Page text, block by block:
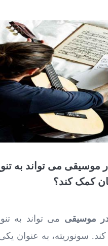
موسیقی می‌ تواند به
کمک کند؟
موسیقی می ‌تواند به
سونوریته، به عنوان